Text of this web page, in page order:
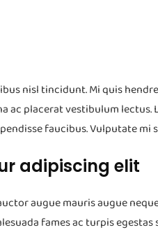
nisl tincidunt. Mi quis
ac placerat vestibulum
faucibus. Vulputate mi
adipiscing elit
augue mauris augue
fames ac turpis